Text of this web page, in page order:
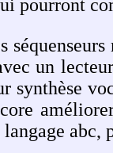
pourront
un
synthèse
langage abc,